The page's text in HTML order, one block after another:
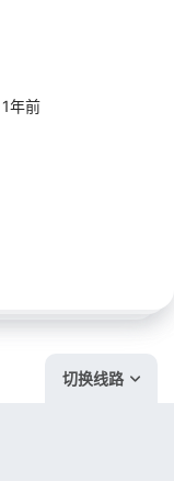
年前
切换线路